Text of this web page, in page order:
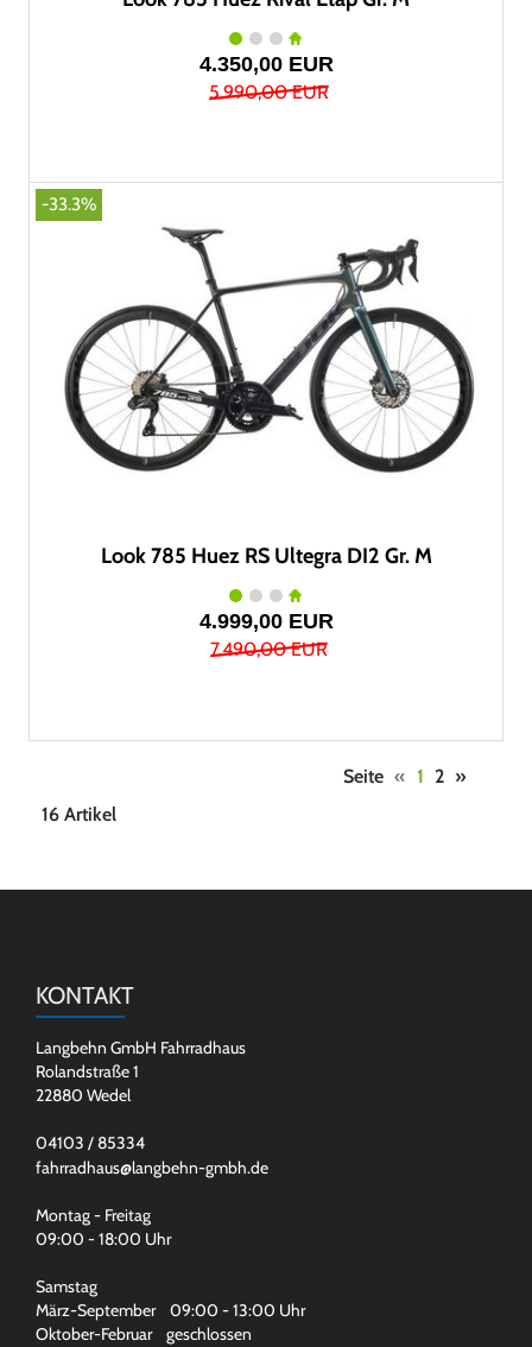
4.350,00 EUR
5.990,00 EUR
-33.3%
Look 785 Huez RS Ultegra DI2 Gr. M
4.999,00 EUR
7.490,00 EUR
Seite « 1 2 »
16 Artikel
KONTAKT
Langbehn GmbH Fahrradhaus
Rolandstraße 1
22880 Wedel
04103 / 85334
fahrradhaus@langbehn-gmbh.de
Montag - Freitag
09:00 - 18:00 Uhr
Samstag
März-September 09:00 - 13:00 Uhr
Oktober-Februar geschlossen